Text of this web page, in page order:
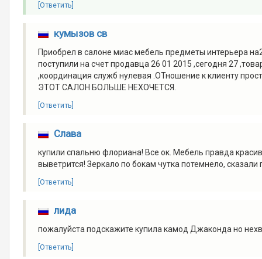
[Ответить]
кумызов св
Приобрел в салоне миас мебель предметы интерьера
поступили на счет продавца 26 01 2015 ,сегодня 27
,координация служб нулевая .ОТношение к клиенту
ЭТОТ САЛОН БОЛЬШЕ НЕХОЧЕТСЯ.
[Ответить]
Слава
купили спальню флориана! Все ок. Мебель правда
выветрится! Зеркало по бокам чутка потемнело,
[Ответить]
лида
пожалуйста подскажите купила камод Джаконда но
[Ответить]